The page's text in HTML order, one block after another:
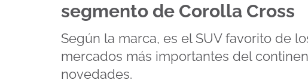
segmento de Corolla Cross
Según la marca, es el SUV favorito de
mercados más importantes del
novedades.